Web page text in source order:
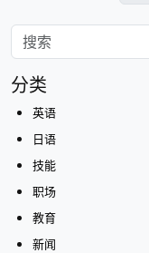
分类
英语
日语
技能
职场
教育
新闻